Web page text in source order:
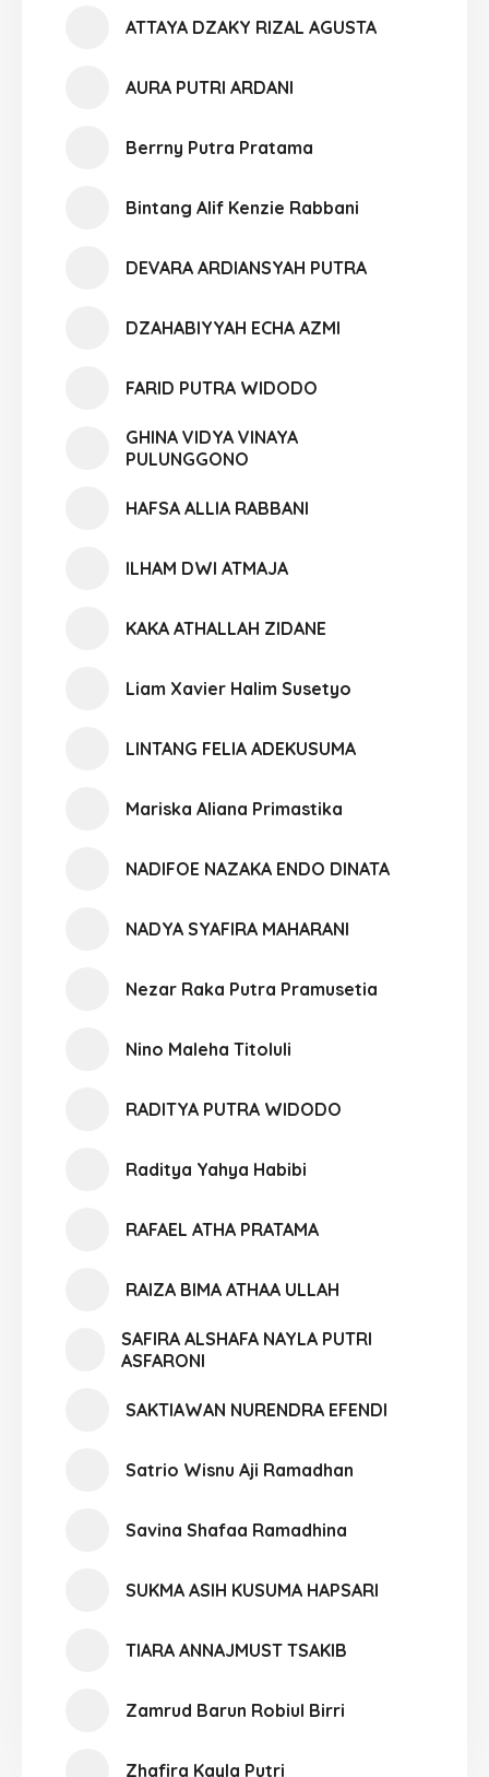
ATTAYA DZAKY RIZAL AGUSTA
AURA PUTRI ARDANI
Berrny Putra Pratama
Bintang Alif Kenzie Rabbani
DEVARA ARDIANSYAH PUTRA
DZAHABIYYAH ECHA AZMI
FARID PUTRA WIDODO
GHINA VIDYA VINAYA
PULUNGGONO
HAFSA ALLIA RABBANI
ILHAM DWI ATMAJA
KAKA ATHALLAH ZIDANE
Liam Xavier Halim Susetyo
LINTANG FELIA ADEKUSUMA
Mariska Aliana Primastika
NADIFOE NAZAKA ENDO DINATA
NADYA SYAFIRA MAHARANI
Nezar Raka Putra Pramusetia
Nino Maleha Titoluli
RADITYA PUTRA WIDODO
Raditya Yahya Habibi
RAFAEL ATHA PRATAMA
RAIZA BIMA ATHAA ULLAH
SAFIRA ALSHAFA NAYLA PUTRI
ASFARONI
SAKTIAWAN NURENDRA EFENDI
Satrio Wisnu Aji Ramadhan
Savina Shafaa Ramadhina
SUKMA ASIH KUSUMA HAPSARI
TIARA ANNAJMUST TSAKIB
Zamrud Barun Robiul Birri
Zhafira Kayla Putri